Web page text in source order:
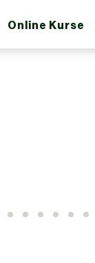
Online Kurse